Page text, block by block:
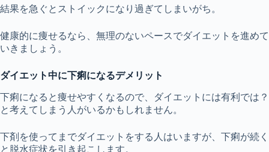
結果を急ぐとストイックになり過ぎてしまいがち。
健康的に痩せるなら、無理のないペースでダイエットを進めて
いきましょう。
ダイエット中に下痢になるデメリット
下痢になると痩せやすくなるので、ダイエットには有利では？
と考えてしまう人がいるかもしれません。
下剤を使ってまでダイエットをする人はいますが、下痢が続く
と脱水症状を引き起こします。